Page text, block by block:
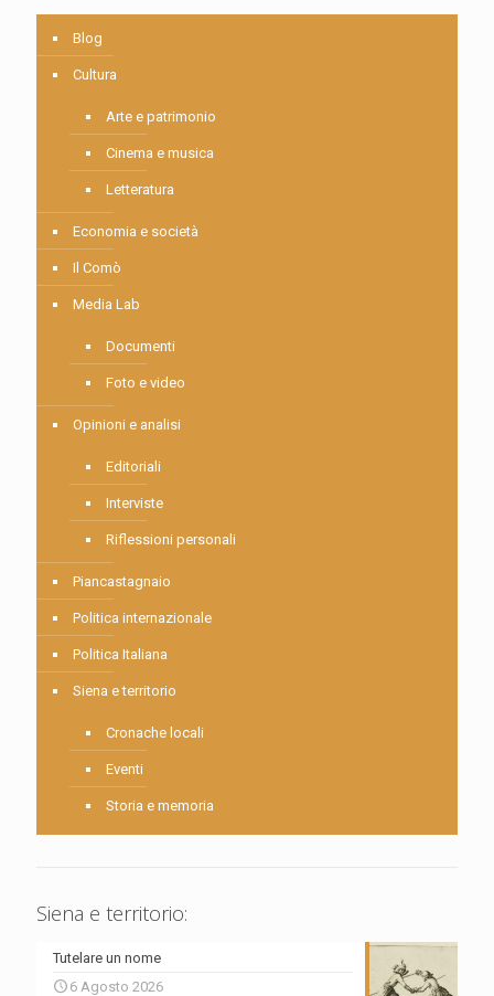
Blog
Cultura
Arte e patrimonio
Cinema e musica
Letteratura
Economia e società
Il Comò
Media Lab
Documenti
Foto e video
Opinioni e analisi
Editoriali
Interviste
Riflessioni personali
Piancastagnaio
Politica internazionale
Politica Italiana
Siena e territorio
Cronache locali
Eventi
Storia e memoria
Siena e territorio:
Tutelare un nome
6 Agosto 2026